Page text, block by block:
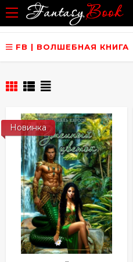
FB | ВОЛШЕБНАЯ КНИГА
Новинка